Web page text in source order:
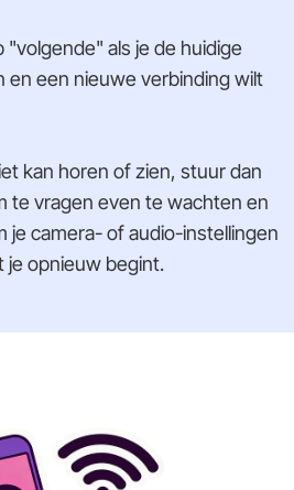
"volgende" als je de huidige
en een nieuwe verbinding wilt
kan horen of zien, stuur dan
te vragen even te wachten en
je camera- of audio-instellingen
je opnieuw begint.